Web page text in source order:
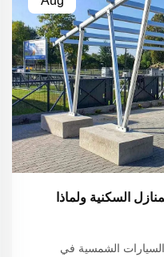
السكنية ولماذا
الشمسية في